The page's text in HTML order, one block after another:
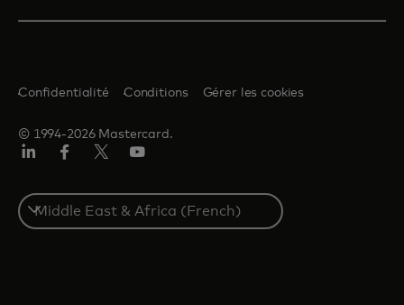
© 1994-2026 Mastercard.
Confidentialité Conditions Gérer les cookies
Select
a
country